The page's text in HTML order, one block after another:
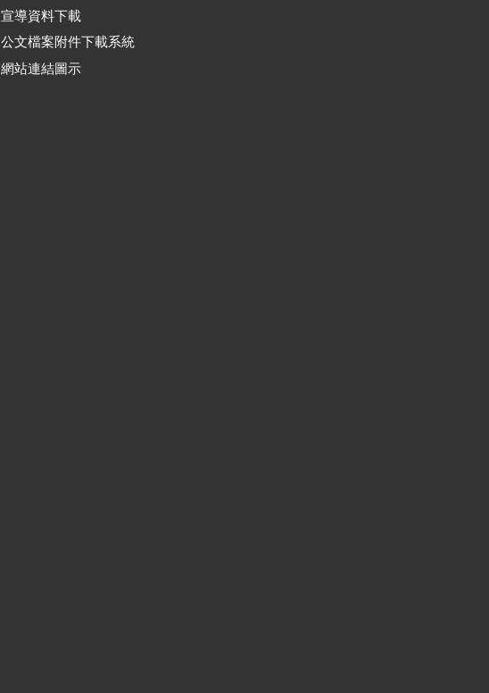
宣導資料下載
公文檔案附件下載系統
網站連結圖示